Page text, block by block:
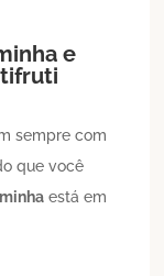
e
sempre com
que você
está em